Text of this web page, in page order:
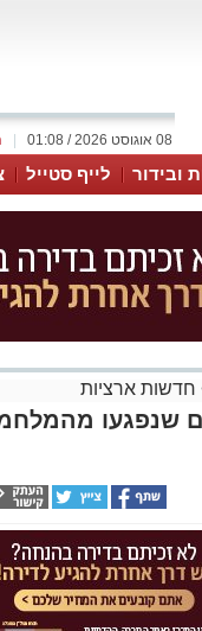
08 אוגוסט 2026 / 01:08
ובידור לייף סטייל
חדשות ארציות
שנפגעו